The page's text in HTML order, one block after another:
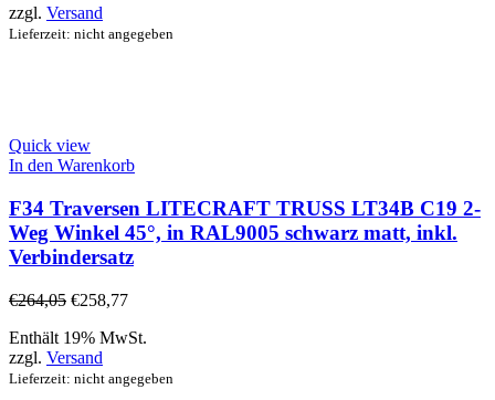
zzgl. Versand
Lieferzeit: nicht angegeben
Quick view
In den Warenkorb
F34 Traversen LITECRAFT TRUSS LT34B C19 2-
Weg Winkel 45°, in RAL9005 schwarz matt, inkl.
Verbindersatz
€264,05 €258,77
Enthält 19% MwSt.
zzgl. Versand
Lieferzeit: nicht angegeben